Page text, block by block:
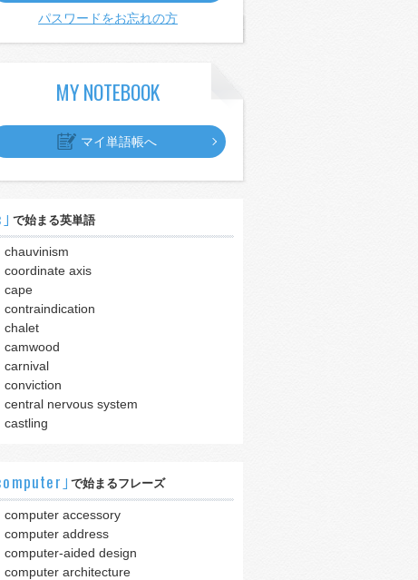
パスワードをお忘れの方
MY NOTEBOOK
マイ単語帳へ
で始まる英単語
chauvinism
coordinate axis
cape
contraindication
chalet
camwood
carnival
conviction
central nervous system
castling
｣ で始まるフレーズ
computer accessory
computer address
computer-aided design
computer architecture